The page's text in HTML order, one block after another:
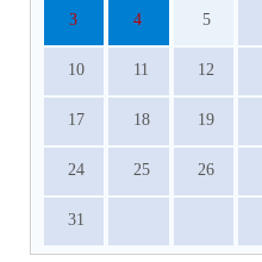
3 4 5
10 11 12
17 18 19
24 25 26
31